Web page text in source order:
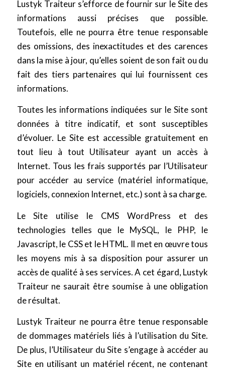
Lustyk Traiteur s’efforce de fournir sur le Site des
informations aussi précises que possible.
Toutefois, elle ne pourra être tenue responsable
des omissions, des inexactitudes et des carences
dans la mise à jour, qu’elles soient de son fait ou du
fait des tiers partenaires qui lui fournissent ces
informations.
Toutes les informations indiquées sur le Site sont
données à titre indicatif, et sont susceptibles
d’évoluer. Le Site est accessible gratuitement en
tout lieu à tout Utilisateur ayant un accès à
Internet. Tous les frais supportés par l’Utilisateur
pour accéder au service (matériel informatique,
logiciels, connexion Internet, etc.) sont à sa charge.
Le Site utilise le CMS WordPress et des
technologies telles que le MySQL, le PHP, le
Javascript, le CSS et le HTML. Il met en œuvre tous
les moyens mis à sa disposition pour assurer un
accès de qualité à ses services. A cet égard, Lustyk
Traiteur ne saurait être soumise à une obligation
de résultat.
Lustyk Traiteur ne pourra être tenue responsable
de dommages matériels liés à l’utilisation du Site.
De plus, l’Utilisateur du Site s’engage à accéder au
Site en utilisant un matériel récent, ne contenant